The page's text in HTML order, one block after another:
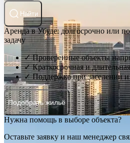
Найти
Аренда в Убуде: долгосрочно или
задачу
✓ Проверенные объекты
✓ Краткосрочная и
✓ Поддержка при заселении и
Подобрать жильё
Нужна помощь в выборе объекта?
Оставьте заявку и наш менеджер